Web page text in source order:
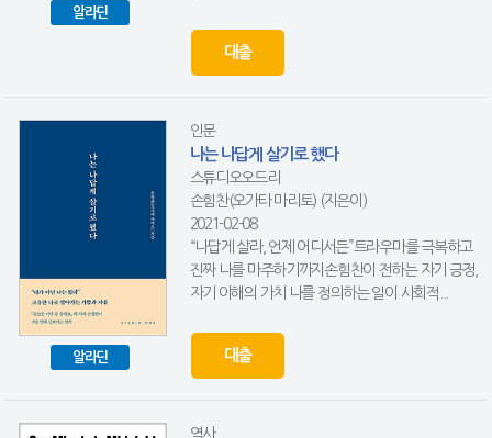
알라딘
대출
알라딘
인문
나는 나답게 살기로 했다
스튜디오오드리
손힘찬(오가타 마리토) (지은이)
2021-02-08
“나답게 살라, 언제 어디서든”트라우마를 극복하고
진짜 나를 마주하기까지손힘찬이 전하는 자기 긍정,
자기 이해의 가치 나를 정의하는 일이 사회적...
대출
역사